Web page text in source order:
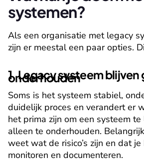
systemen?
Als een organisatie met legacy
zijn er meestal een paar opties.
1. Legacy systeem blijven
onderhouden
Soms is het systeem stabiel,
duidelijk proces en verandert er
het prima zijn om een systeem
alleen te onderhouden.
weet wat de risico’s zijn en dat
monitoren en documenteren.